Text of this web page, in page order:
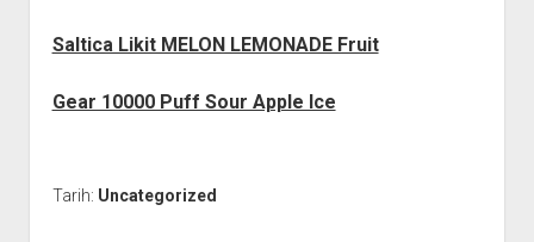
Saltica Likit MELON LEMONADE Fruit
Gear 10000 Puff Sour Apple Ice
Tarih: Uncategorized